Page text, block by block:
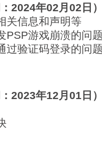
2024年02月02日
关信息和声明等
PSP游戏崩溃的问
过验证码登录的问
2023年12月01日